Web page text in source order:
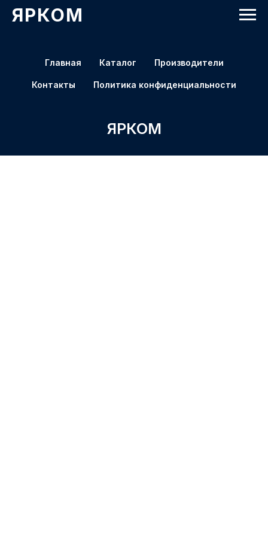
ЯРКОМ
Главная Каталог Производители
Контакты Политика конфиденциальности
ЯРКОМ